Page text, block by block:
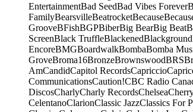
EntertainmentBad SeedBad Vibes Forever
FamilyBearsvilleBeatrocketBecause
GrooveBFishBGPBiberBig BearBig Beat
ScreenBlack TruffleBlackenedBlackground
EncoreBMGBoardwalkBombaBomba
GroveBroma16BronzeBrownswoodBRS
AmCandidCapitol RecordsCapriccio
CommunicationsCaution!CBC Radio
DiscosCharlyCharly RecordsChelsea
CelentanoClarionClassic JazzClassics For